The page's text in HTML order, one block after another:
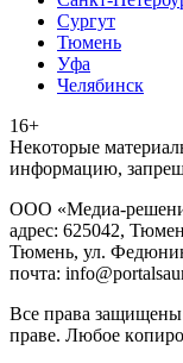
Сургут
Тюмень
Уфа
Челябинск
16+
Heкoтopыe
инфopмaцию,
ООО «Медиа-
адрес: 625042,
Тюмень, ул.
почта:
Вce прaвa зaщищeны
прaве. Любoe